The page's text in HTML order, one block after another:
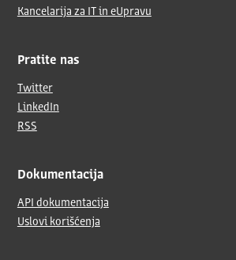
Kancelarija za IT in eUpravu
Pratite nas
Twitter
LinkedIn
RSS
Dokumentacija
API dokumentacija
Uslovi korišćenja